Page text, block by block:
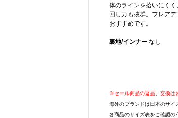
体のラインを拾いにく
回し力も抜群。フレア
おすすめです。
裏地/インナー なし
※セール商品の返品、交換は
海外のブランドは日本のサイ
各商品のサイズ表をご確認の